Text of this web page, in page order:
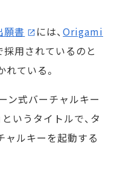
願書 には、Origami
採用されているのと
ている。
ン式バーチャルキー
いうタイトルで、タ
ャルキーを起動する